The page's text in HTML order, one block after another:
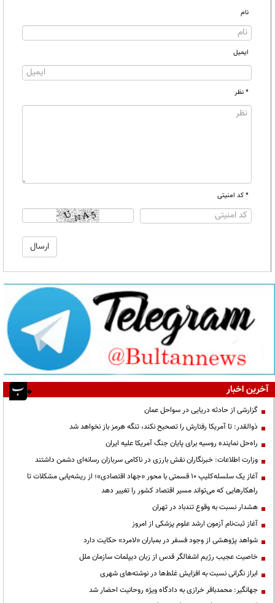
نام
ایمیل
* نظر
* کد امنیتی
آخرین اخبار
گزارشی از حادثه دریایی در سواحل عمان
ذوالقدر: تا آمریکا رفتارش را تصحیح نکند، تنگه هرمز باز نخواهد شد
راه‌حل نماینده روسیه برای پایان جنگ آمریکا علیه ایران
وزارت اطلاعات: خبرنگاران نقش بارزی در ناکامی سربازان رسانه‌ای دشمن داشتند
آغاز یک سلسله‌کلیپ ۱۰ قسمتی با محور «جهاد اقتصادی»؛ از ریشه‌یابی مشکلات تا
راهکارهایی که می‌تواند مسیر اقتصاد کشور را تغییر دهد
هشدار نسبت به وقوع تندباد در تهران
آغاز ثبت‌نام آزمون ارشد علوم پزشکی از امروز
شواهد پژوهشی از وجود فسفر در بمباران «لامرد» حکایت دارد
خاصیت عجیب رژیم اشغالگر قدس از زبان دیپلمات سازمان ملل
ابراز نگرانی نسبت به افزایش غلط‌ها در نوشته‌های شهری
جهانگیر: محمدباقر خرازی به دادگاه ویژه روحانیت احضار شد